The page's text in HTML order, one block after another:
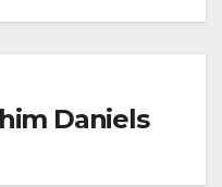
Daniels